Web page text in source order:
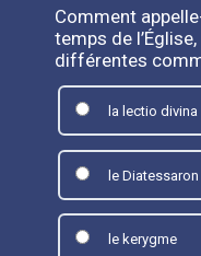
Comment
temps de
différentes
la lectio divina
le Diatessaron
le kerygme